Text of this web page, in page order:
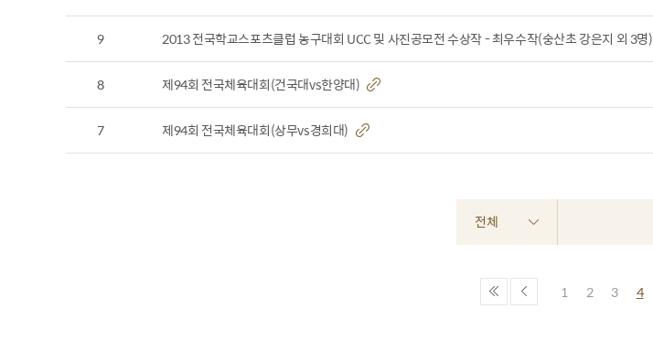
9 2013 전국학교스포츠클럽 농구대회 UCC 및 사진공모전 수상작 - 최우수작(숭산초 강은지 외 3명)
8 제94회 전국체육대회(건국대vs한양대)
7 제94회 전국체육대회(상무vs경희대)
전체
1 2 3 4